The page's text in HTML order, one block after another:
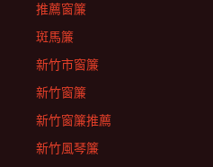
推薦窗簾
斑馬簾
新竹市窗簾
新竹窗簾
新竹窗簾推薦
新竹風琴簾